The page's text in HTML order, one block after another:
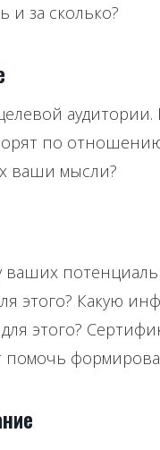
и за сколько?
аудитории.
по
ваши мысли?
этого? Какую
этого?
помочь